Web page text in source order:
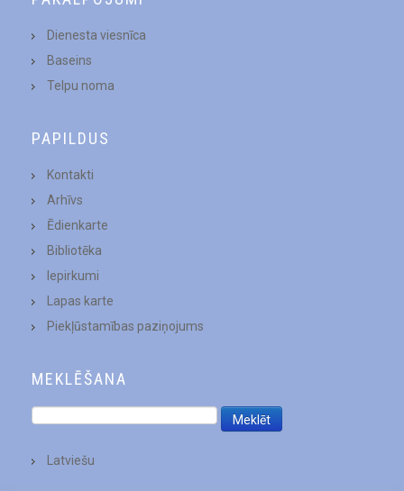
Dienesta viesnīca
Baseins
Telpu noma
PAPILDUS
Kontakti
Arhīvs
Ēdienkarte
Bibliotēka
Iepirkumi
Lapas karte
Piekļūstamības paziņojums
MEKLĒŠANA
Latviešu